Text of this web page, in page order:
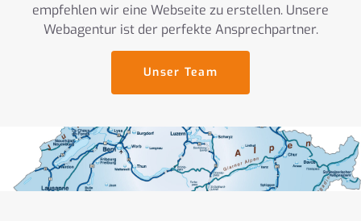
empfehlen wir eine Webseite zu erstellen. Unsere
Webagentur ist der perfekte Ansprechpartner.
Unser Team